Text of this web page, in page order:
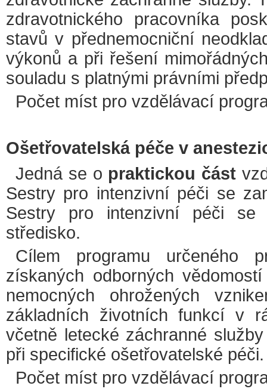
zdravotnického pracovníka
stavů v přednemocniční
výkonů a při řešení
souladu s platnými právními
Počet míst pro vzdělávací
Ošetřovatelská péče v
Jedná se o praktickou část
Sestry pro intenzivní péči se
Sestry pro intenzivní péči se
středisko.
Cílem programu určeného
získaných odborných
nemocných ohrožených
základních životních funkcí v
včetně letecké záchranné
při specifické ošetřovatelské péči.
Počet míst pro vzdělávací